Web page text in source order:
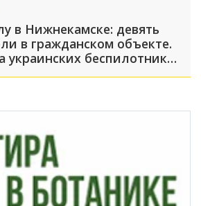
в Нижнекамске: девять
в гражданском объекте.
украинских беспилотников
жизни 13 человек, 75